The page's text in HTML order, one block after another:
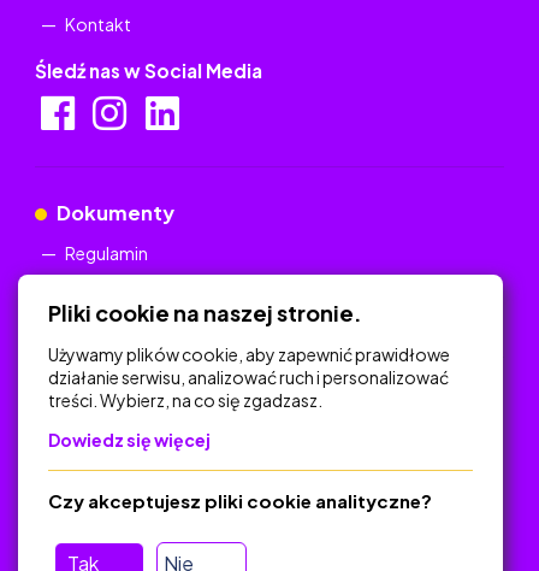
Kontakt
Śledź nas w Social Media
Dokumenty
Regulamin
Na skróty
Polityka Prywatności
O platformie
Baza materiałów dydaktycznych
Pliki cookie na naszej stronie.
Używamy plików cookie, aby zapewnić prawidłowe
działanie serwisu, analizować ruch i personalizować
treści. Wybierz, na co się zgadzasz.
Dowiedz się więcej
Tak Nie
Czy akceptujesz pliki cookie analityczne?